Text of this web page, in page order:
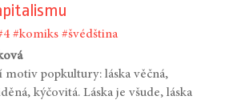
#komiks #švédština
motiv popkultury: láska věčná,
kýčovitá. Láska je všude, láska